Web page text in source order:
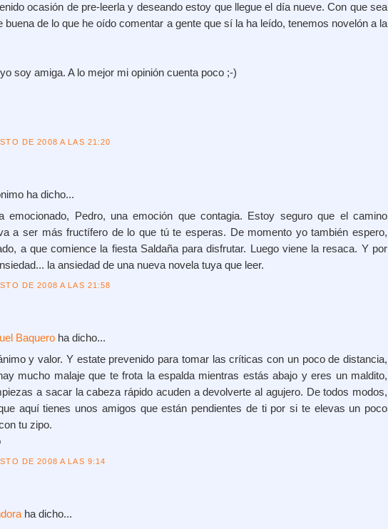
ocasión de pre-leerla y deseando estoy que llegue el día nueve. Con que sea
buena de lo que he oído comentar a gente que sí la ha leído, tenemos novelón a la
soy amiga. A lo mejor mi opinión cuenta poco ;-)
DE 2008 A LAS 21:20
ha dicho...
emocionado, Pedro, una emoción que contagia. Estoy seguro que el camino
a ser más fructífero de lo que tú te esperas. De momento yo también espero,
a que comience la fiesta Saldaña para disfrutar. Luego viene la resaca. Y por
la ansiedad de una nueva novela tuya que leer.
DE 2008 A LAS 21:58
Baquero ha dicho...
y valor. Y estate prevenido para tomar las críticas con un poco de distancia,
mucho malaje que te frota la espalda mientras estás abajo y eres un maldito,
a sacar la cabeza rápido acuden a devolverte al agujero. De todos modos,
aquí tienes unos amigos que están pendientes de ti por si te elevas un poco
tu zipo.
DE 2008 A LAS 9:14
ha dicho...